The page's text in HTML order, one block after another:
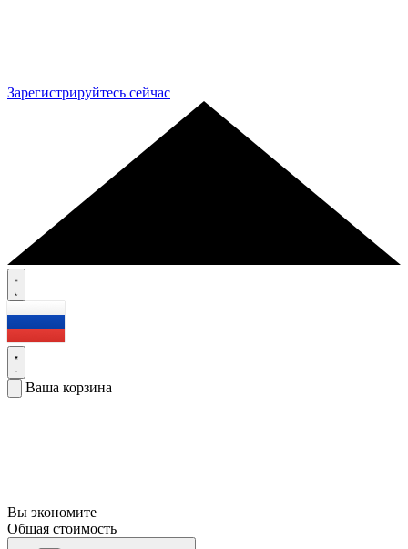
Зарегистрируйтесь сейчас
Ваша корзина
Вы экономите
Общая стоимость